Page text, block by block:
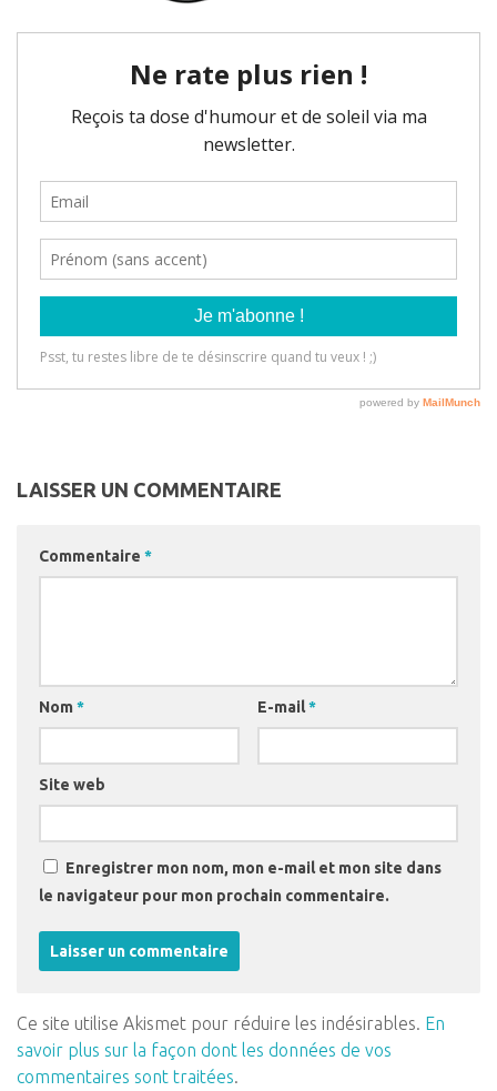
LAISSER UN COMMENTAIRE
Commentaire *
Nom * E-mail*
Site web
Enregistrer mon nom, mon e-mail et mon site dans
le navigateur pour mon prochain commentaire.
Ce site utilise Akismet pour réduire les indésirables. En
savoir plus sur la façon dont les données de vos
commentaires sont traitées.